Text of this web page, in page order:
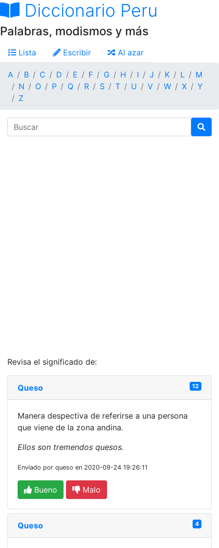
Diccionario Peru
Palabras, modismos y más
Lista Escribir Al azar
A B C D E F G H I J K L
M
N
O P Q R S T U V W X
Y
Z
Revisa el significado de:
Queso 12
Manera despectiva de referirse a una persona
que viene de la zona andina.
Ellos son tremendos quesos.
Enviado por queso en 2020-09-24 19:26:11
Bueno Malo
Queso 4